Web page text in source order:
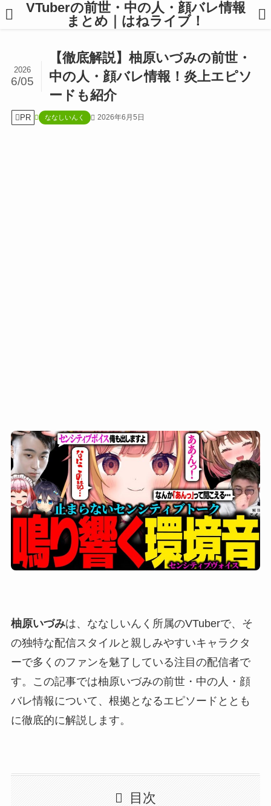
VTuberの前世・中の人・顔バレ情報
まとめ｜はねライブ！
【徹底解説】柚原いづみの前世・
中の人・顔バレ情報！炎上エピソ
ードも紹介
2026
6/05
PR ななしいんく 2026年6月5日
柚原いづみは、ななしいんく所属のVTuberで、そ
の独特な配信スタイルと親しみやすいキャラクタ
ーで多くのファンを魅了している注目の配信者で
す。この記事では柚原いづみの前世・中の人・顔
バレ情報について、根拠となるエピソードととも
に徹底的に解説します。
目次